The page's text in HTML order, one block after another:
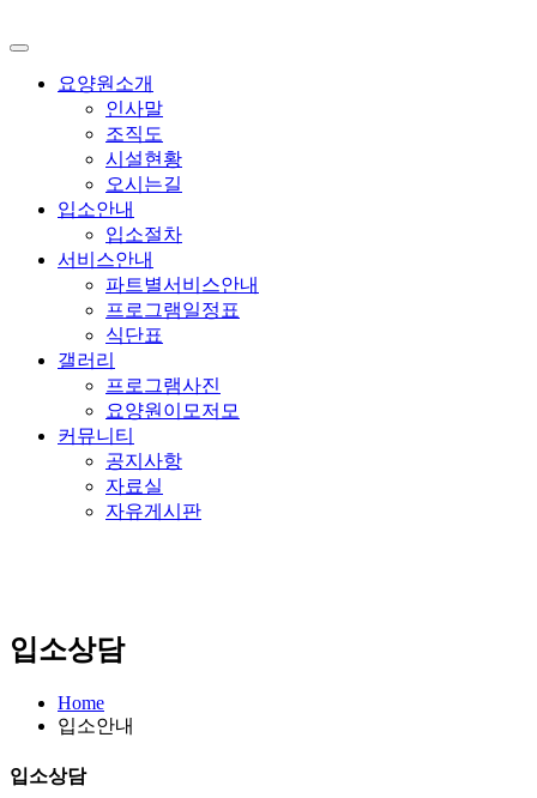
요양원소개
인사말
조직도
시설현황
오시는길
입소안내
입소절차
서비스안내
파트별서비스안내
프로그램일정표
식단표
갤러리
프로그램사진
요양원이모저모
커뮤니티
공지사항
자료실
자유게시판
입소상담
Home
입소안내
입소상담